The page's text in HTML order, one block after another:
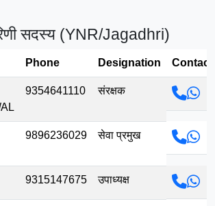
शयम भजन - जय जय शयम जय जय शयम
सदस्य (YNR/Jagadhri)
Phone Designation Contact
9354641110 संरक्षक
9896236029 सेवा प्रमुख
9315147675 उपाध्यक्ष